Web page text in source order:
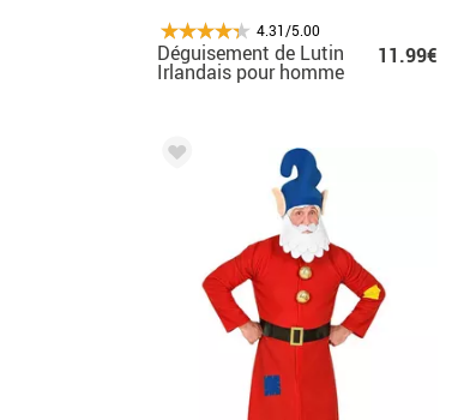
4.31/5.00
Déguisement de Lutin
Irlandais pour homme
11.99€